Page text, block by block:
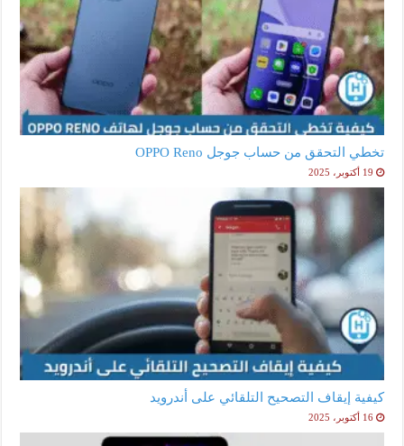
تخطي التحقق من حساب جوجل OPPO Reno
19 أكتوبر، 2025
كيفية إيقاف التصحيح التلقائي على أندرويد
16 أكتوبر، 2025